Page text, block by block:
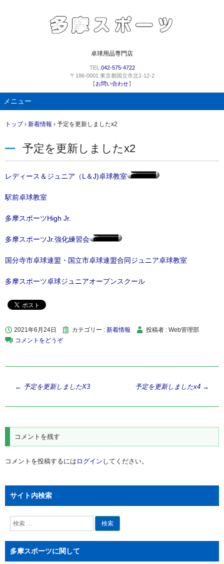
卓球用品専門店
TEL. 042-575-4722
〒186-0001 東京都国立市北1-12-2
【お問い合わせ】
メニュー
ン
ン
ツ
ス
ッ
トップ › 新着情報 › 予定を更新しましたx2
予定を更新しましたx2
レディース＆ジュニア（L＆J)卓球教室
駅前卓球教室
多摩スポーツHigh Jr.
多摩スポーツJr.強化練習会
国分寺市卓球連盟・国立市卓球連盟合同ジュニア卓球教室
多摩スポーツ卓球ジュニアオープンスクール
2021年6月24日 カテゴリー : 新着情報
投稿者 : Web管理部
コメントをどうぞ
ビ
シ
ン
← 予定を更新しましたX3 予定を更新しましたx4 →
コメントを残す
コメントを投稿するには ログイン してください。
サイト内検索
検
索
多摩スポーツに関して